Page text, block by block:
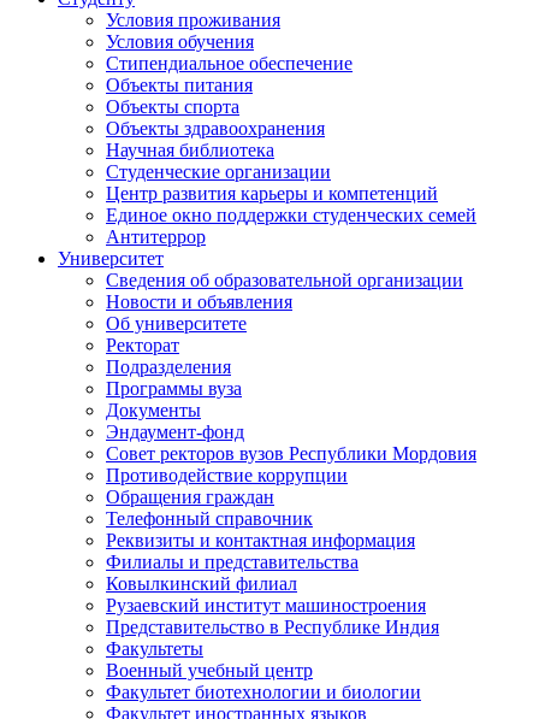
Условия проживания
Условия обучения
Стипендиальное обеспечение
Объекты питания
Объекты спорта
Объекты здравоохранения
Научная библиотека
Студенческие организации
Центр развития карьеры и компетенций
Единое окно поддержки студенческих семей
Антитеррор
Университет
Сведения об образовательной организации
Новости и объявления
Об университете
Ректорат
Подразделения
Программы вуза
Документы
Эндаумент-фонд
Совет ректоров вузов Республики Мордовия
Противодействие коррупции
Обращения граждан
Телефонный справочник
Реквизиты и контактная информация
Филиалы и представительства
Ковылкинский филиал
Рузаевский институт машиностроения
Представительство в Республике Индия
Факультеты
Военный учебный центр
Факультет биотехнологии и биологии
Факультет иностранных языков